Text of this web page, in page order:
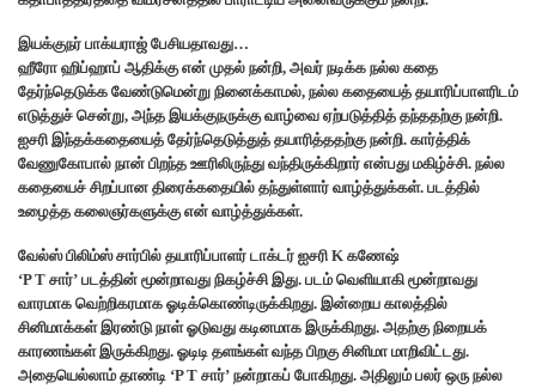
இயக்குநர் பாக்யராஜ் பேசியதாவது…
ஹீரோ ஹிப்ஹாப் ஆதிக்கு என் முதல் நன்றி, அவர் நடிக்க நல்ல கதை
தேர்ந்தெடுக்க வேண்டுமென்று நினைக்காமல், நல்ல கதையைத் தயாரிப்பாளரிடம்
எடுத்துச் சென்று, அந்த இயக்குநருக்கு வாழ்வை ஏற்படுத்தித் தந்ததற்கு நன்றி.
ஐசரி இந்தக்கதையைத் தேர்ந்தெடுத்துத் தயாரித்ததற்கு நன்றி. கார்த்திக்
வேணுகோபால் நான் பிறந்த ஊரிலிருந்து வந்திருக்கிறார் என்பது மகிழ்ச்சி. நல்ல
கதையைச் சிறப்பான திரைக்கதையில் தந்துள்ளார் வாழ்த்துக்கள். படத்தில்
உழைத்த கலைஞர்களுக்கு என் வாழ்த்துக்கள்.
வேல்ஸ் பிலிம்ஸ் சார்பில் தயாரிப்பாளர் டாக்டர் ஐசரி K கணேஷ்
‘P T சார்’ படத்தின் மூன்றாவது நிகழ்ச்சி இது. படம் வெளியாகி மூன்றாவது
வாரமாக வெற்றிகரமாக ஓடிக்கொண்டிருக்கிறது. இன்றைய காலத்தில்
சினிமாக்கள் இரண்டு நாள் ஓடுவது கடினமாக இருக்கிறது. அதற்கு நிறையக்
காரணங்கள் இருக்கிறது. ஓடிடி தளங்கள் வந்த பிறகு சினிமா மாறிவிட்டது.
அதையெல்லாம் தாண்டி ‘P T சார்’ நன்றாகப் போகிறது. அதிலும் பலர் ஒரு நல்ல